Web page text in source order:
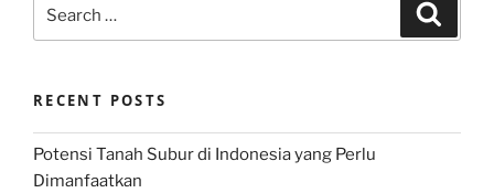
for:
RECENT POSTS
Potensi Tanah Subur di Indonesia yang Perlu
Dimanfaatkan